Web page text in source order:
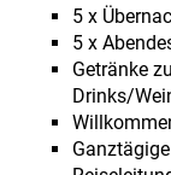
5 x
5 x
Getränke
Drinks/